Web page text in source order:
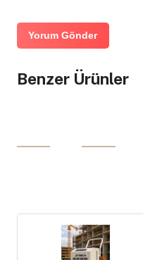
Yorum Gönder
Benzer Ürünler